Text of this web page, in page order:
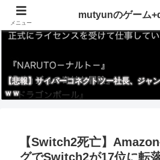
【悲報】サイバーコネクトツー社長、ジャ
ｗｗ
【Switch2死亡】
グでSwitch2が17位に転
メニュー
mutyunのゲーム